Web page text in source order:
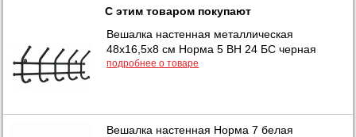
С этим товаром покупают
Вешалка настенная металлическая
48х16,5х8 см Норма 5 ВН 24 БС черная
подробнее о товаре
Вешалка настенная Норма 7 белая